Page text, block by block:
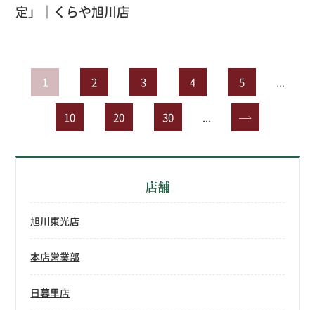
定」｜くらや旭川店
1 2 3 4 5 ...
10 20 30 ... »
店舗
旭川東光店
本店営業部
日暮里店